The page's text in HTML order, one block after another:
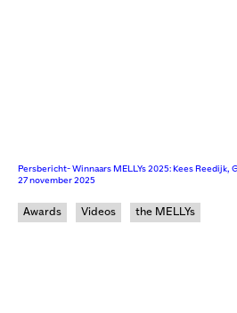
Persbericht- Winnaars MELLYs 2025: Kees Reedijk,
27 november 2025
Awards Videos the MELLYs